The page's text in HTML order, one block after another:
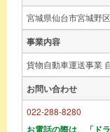
宮城県仙台市宮城野
事業内容
貨物自動車運送事業
お問い合わせ
022-288-8280
お電話の際は、「ド